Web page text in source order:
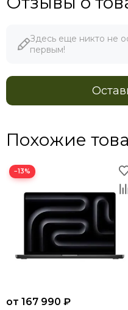
Здесь еще никто не
первым!
Похожие
−13%
от 167 990 ₽